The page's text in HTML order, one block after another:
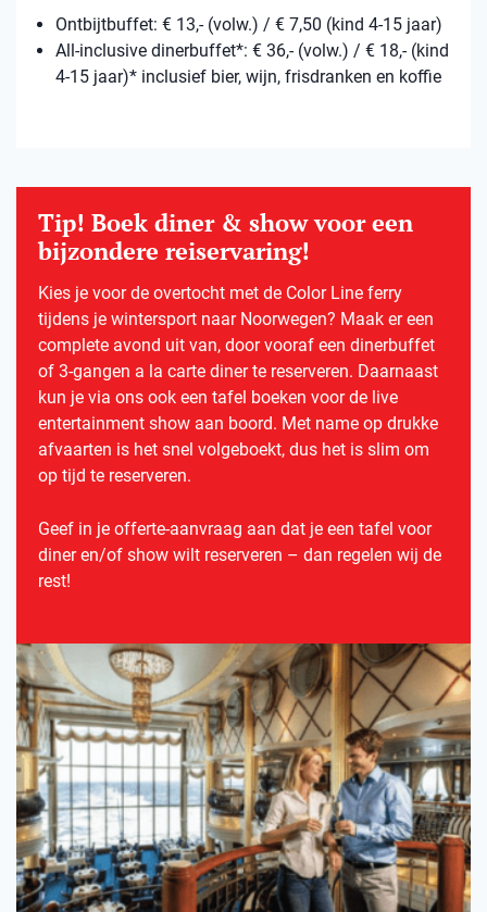
Ontbijtbuffet: € 13,- (volw.) / € 7,50 (kind 4-15 jaar)
All-inclusive dinerbuffet*: € 36,- (volw.) / € 18,- (kind
4-15 jaar)* inclusief bier, wijn, frisdranken en koffie
Tip! Boek diner & show voor een
bijzondere reiservaring!
Kies je voor de overtocht met de Color Line ferry
tijdens je wintersport naar Noorwegen? Maak er een
complete avond uit van, door vooraf een dinerbuffet
of 3-gangen a la carte diner te reserveren. Daarnaast
kun je via ons ook een tafel boeken voor de live
entertainment show aan boord. Met name op drukke
afvaarten is het snel volgeboekt, dus het is slim om
op tijd te reserveren.
Geef in je offerte-aanvraag aan dat je een tafel voor
diner en/of show wilt reserveren – dan regelen wij de
rest!